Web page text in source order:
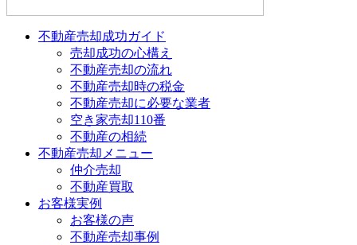
不動産売却成功ガイド
売却成功の心構え
不動産売却の流れ
不動産売却時の税金
不動産売却に必要な業者
空き家売却110番
不動産の相続
不動産売却メニュー
仲介売却
不動産買取
お客様実例
お客様の声
不動産売却事例